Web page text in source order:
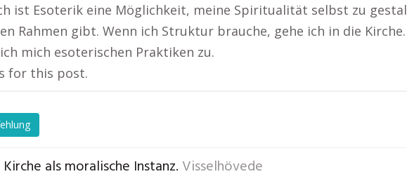
ist Esoterik eine Möglichkeit, meine Spiritualität selbst zu
Rahmen gibt. Wenn ich Struktur brauche, gehe ich in die
mich esoterischen Praktiken zu.
for this post.
als moralische Instanz. Visselhövede